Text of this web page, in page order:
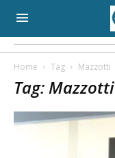
Home Tag Mazzotti
Tag: Mazzotti